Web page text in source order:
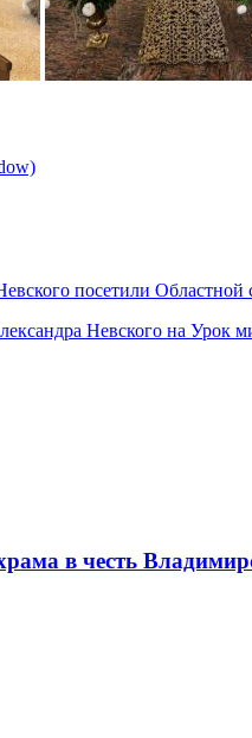
посетили
Невского на Урок
в честь